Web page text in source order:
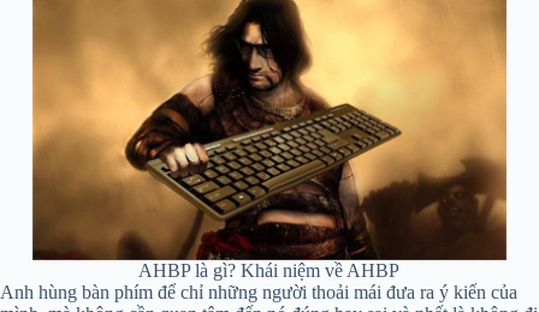
AHBP là gì? Khái niệm về AHBP
Anh hùng bàn phím để chỉ những người thoải mái đưa ra ý kiến của